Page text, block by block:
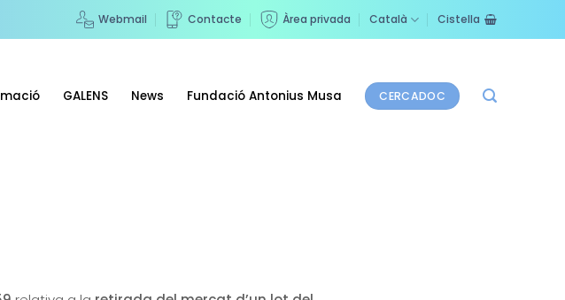
Webmail Contacte Àrea privada Català Cistella
GALENS News Fundació Antonius Musa CERCADOC